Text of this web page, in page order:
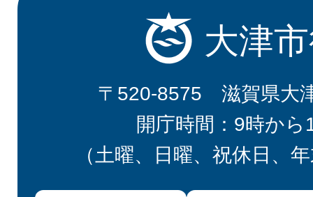
大津
〒520-8575 滋賀県大
開庁時間：9時から
（土曜、日曜、祝休日、